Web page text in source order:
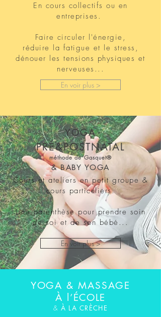
En cours collectifs ou en
entreprises.
Faire circuler l'énergie,
réduire la fatigue et le stress,
dénouer les tensions physiques et
nerveuses...
En voir plus >
YOGA
PRÉ&POSTNATAL
méthode de Gasquet®
& BABY YOGA
Cours et ateliers en petit groupe &
cours particuliers.
Une parenthèse pour prendre soin
de soi et de son bébé...
En voir plus >
YOGA & MASSAGE
À l’ÉCOLE
& À LA CRÈCHE